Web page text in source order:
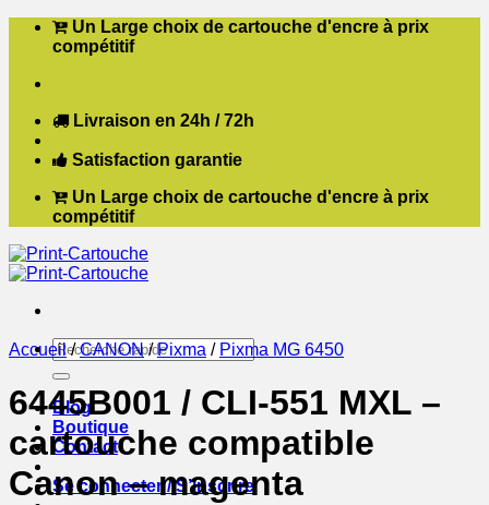
Passer Un Large choix de cartouche d'encre à prix
compétitif
Livraison en 24h / 72h
Satisfaction garantie
Un Large choix de cartouche d'encre à prix
compétitif
Recherche
pour :
Blog
Boutique
Contact
Se connecter / S’inscrire
Accueil / CANON / Pixma / Pixma MG 6450
6445B001 / CLI-551 MXL –
cartouche compatible
Canon – magenta